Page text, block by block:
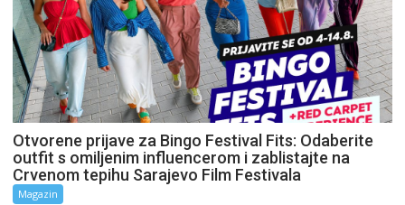
Otvorene prijave za Bingo Festival Fits: Odaberite
outfit s omiljenim influencerom i zablistajte na
Crvenom tepihu Sarajevo Film Festivala
Magazin